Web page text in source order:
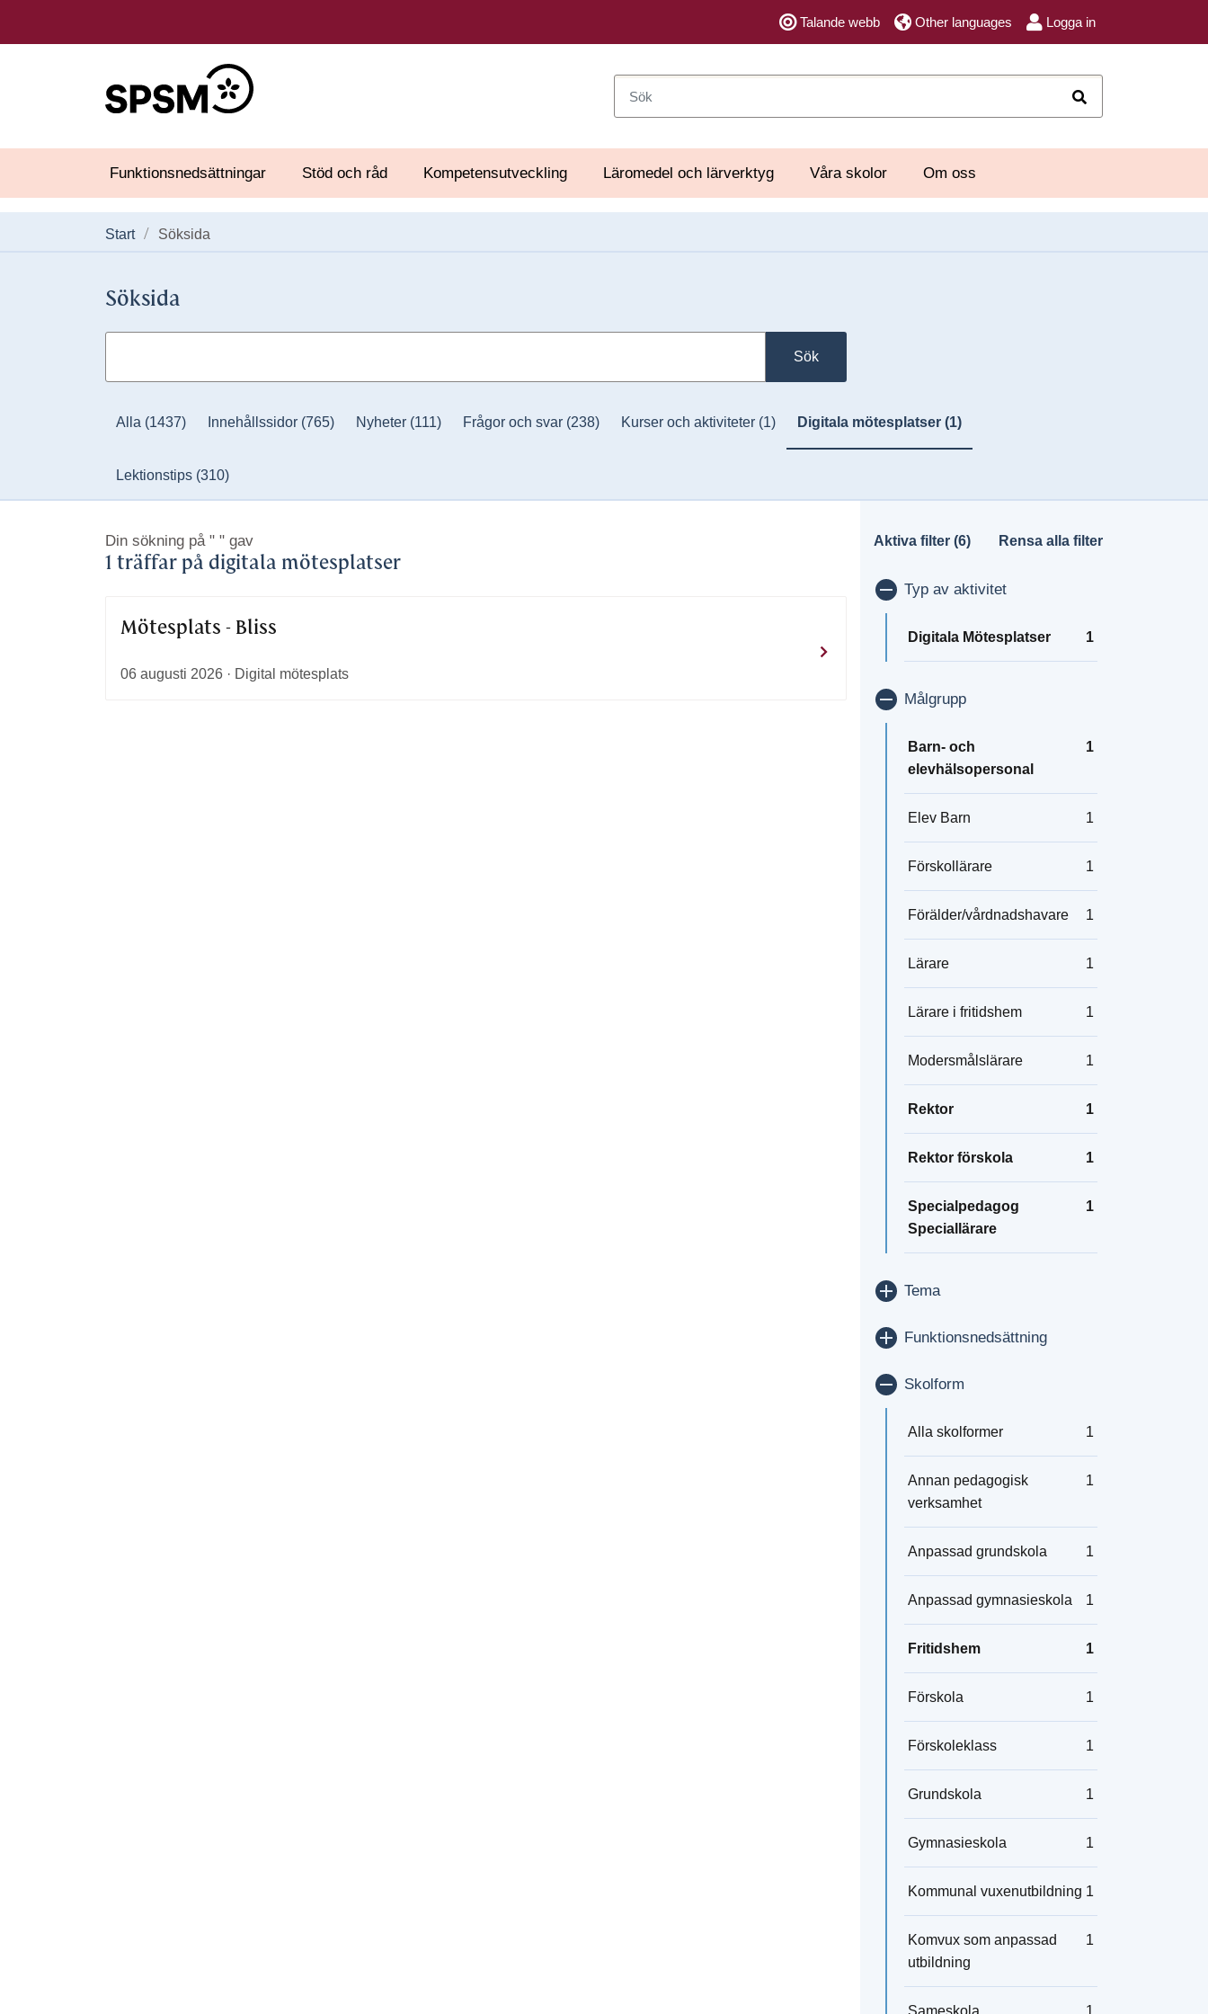
Talande webb Other languages Logga in
Funktionsnedsättningar Stöd och råd Kompetensutveckling Läromedel och lärverktyg Våra skolor Om oss
Start Söksida
Söksida
Sök
Alla (1437) Innehållssidor (765) Nyheter (111) Frågor och svar (238) Kurser och aktiviteter (1) Digitala mötesplatser (1)
Lektionstips (310)
Din sökning på " " gav
1 träffar på digitala mötesplatser
Mötesplats - Bliss
06 augusti 2026 · Digital mötesplats
Aktiva filter (6) Rensa alla filter
Visa/döljTyp av aktivitet
Digitala Mötesplatser 1
Visa/döljMålgrupp
Barn- och
elevhälsopersonal
1
Elev Barn 1
Förskollärare 1
Förälder/vårdnadshavare 1
Lärare 1
Lärare i fritidshem 1
Modersmålslärare 1
Rektor 1
Rektor förskola 1
Specialpedagog
Speciallärare
1
Visa/dölj
Tema
Visa/döljFunktionsnedsättning
Visa/döljSkolform
Alla skolformer 1
Annan pedagogisk
verksamhet
1
Anpassad grundskola 1
Anpassad gymnasieskola 1
Fritidshem 1
Förskola 1
Förskoleklass 1
Grundskola 1
Gymnasieskola 1
Kommunal vuxenutbildning 1
Komvux som anpassad
utbildning
1
Sameskola 1